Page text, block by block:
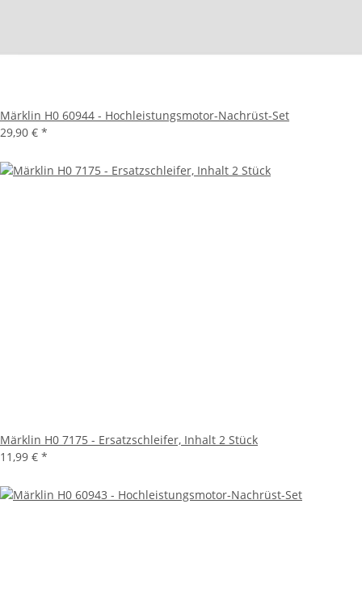
Märklin H0 60944 - Hochleistungsmotor-Nachrüst-Set
29,90 € *
Märklin H0 7175 - Ersatzschleifer, Inhalt 2 Stück
11,99 € *